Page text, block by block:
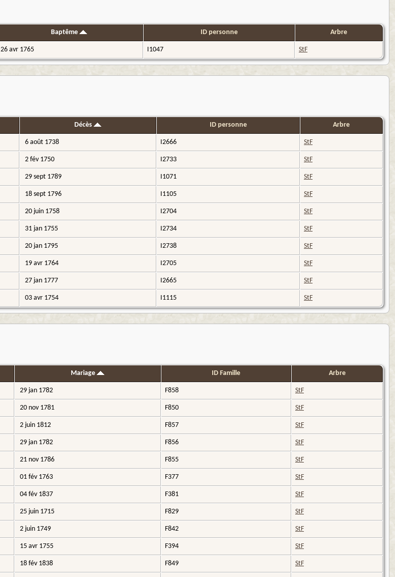
Baptême ID personne Arbre
26 avr 1765 I1047 StF
Décès ID personne Arbre
6 août 1738 I2666 StF
2 fév 1750 I2733 StF
29 sept 1789 I1071 StF
18 sept 1796 I1105 StF
20 juin 1758 I2704 StF
31 jan 1755 I2734 StF
20 jan 1795 I2738 StF
19 avr 1764 I2705 StF
27 jan 1777 I2665 StF
03 avr 1754 I1115 StF
Mariage ID Famille Arbre
29 jan 1782 F858 StF
20 nov 1781 F850 StF
2 juin 1812 F857 StF
29 jan 1782 F856 StF
21 nov 1786 F855 StF
01 fév 1763 F377 StF
04 fév 1837 F381 StF
25 juin 1715 F829 StF
2 juin 1749 F842 StF
15 avr 1755 F394 StF
18 fév 1838 F849 StF